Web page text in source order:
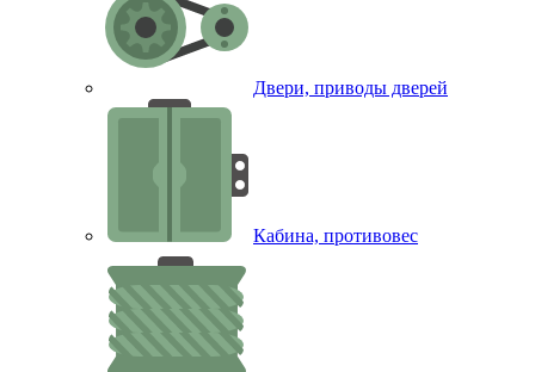
Двери, приводы дверей
Кабина, противовес